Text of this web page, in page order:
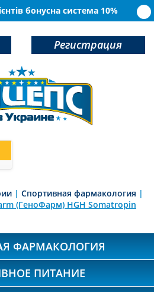
бонусна система 10%
Регистрация
| Спортивная фармакология |
(ГеноФарм) HGH Somatropin
ФАРМАКОЛОГИЯ
ПИТАНИЕ